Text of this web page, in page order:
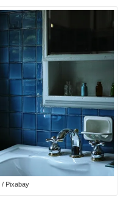
/ Pixabay